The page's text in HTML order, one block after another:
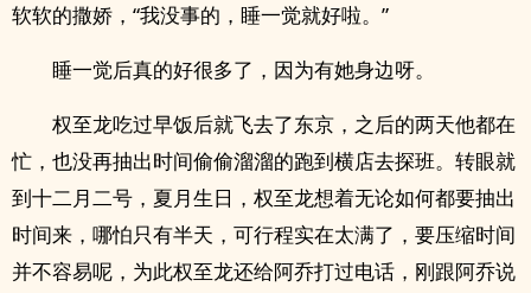
软软的撒娇，“我没事的，睡一觉就好啦。”
睡一觉后真的好很多了，因为有她身边呀。
权至龙吃过早饭后就飞去了东京，之后的两天他都在
忙，也没再抽出时间偷偷溜溜的跑到横店去探班。转眼就
到十二月二号，夏月生日，权至龙想着无论如何都要抽出
时间来，哪怕只有半天，可行程实在太满了，要压缩时间
并不容易呢，为此权至龙还给阿乔打过电话，刚跟阿乔说